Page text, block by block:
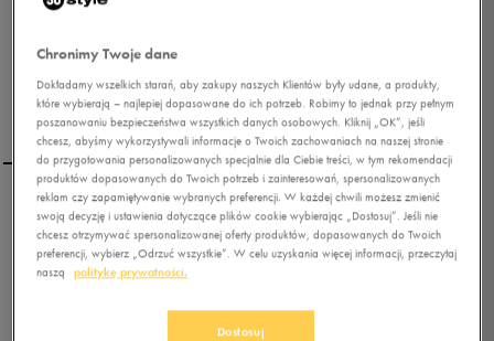
LOTTO T-SHIRT STORMRIDE
Chronimy Twoje dane
Dokładamy wszelkich starań, aby zakupy naszych Klientów były udane, a produkty,
które wybierają – najlepiej dopasowane do ich potrzeb. Robimy to jednak przy pełnym
poszanowaniu bezpieczeństwa wszystkich danych osobowych. Kliknij „OK”, jeśli
chcesz, abyśmy wykorzystywali informacje o Twoich zachowaniach na naszej stronie
do przygotowania personalizowanych specjalnie dla Ciebie treści, w tym rekomendacji
produktów dopasowanych do Twoich potrzeb i zainteresowań, spersonalizowanych
reklam czy zapamiętywanie wybranych preferencji. W każdej chwili możesz zmienić
swoją decyzję i ustawienia dotyczące plików cookie wybierając „Dostosuj”. Jeśli nie
chcesz otrzymywać spersonalizowanej oferty produktów, dopasowanych do Twoich
preferencji, wybierz „Odrzuć wszystkie”. W celu uzyskania więcej informacji, przeczytaj
naszą politykę prywatności.
Dostosuj